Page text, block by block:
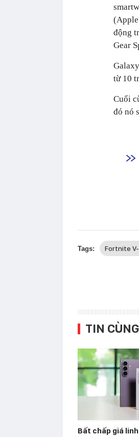
(Apple
động
Gear
từ 10
Cuối
đó nó
Tags: Fortnite
TIN
Bất chấp giá